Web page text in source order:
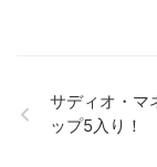
サディオ・マ
ップ5入り！